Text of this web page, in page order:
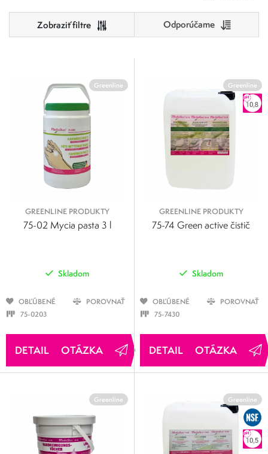
Odporúčame
125 500
Greenline
GREENLINE PRODUKTY
75-02 Mycia pasta 3 l
Skladom
OBĽÚBENÉ
POROVNAŤ
75-0203
OTÁZKA
Greenline
GREENLINE PRODUKTY
75-74 Green active čistič
Skladom
OBĽÚBENÉ
POROVNAŤ
75-7430
OTÁZKA
Greenline Greenline